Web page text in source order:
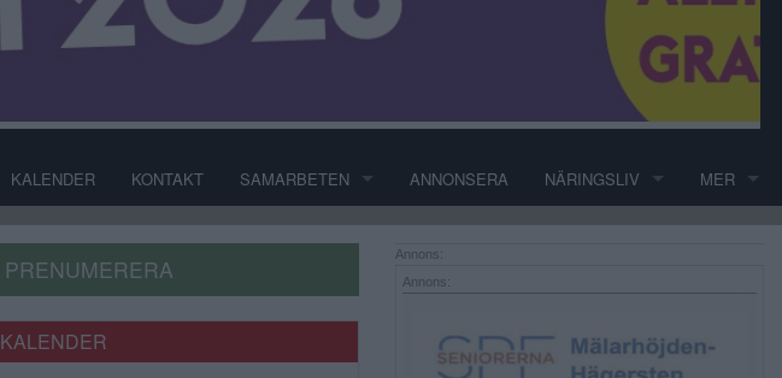
KALENDER KONTAKT SAMARBETEN ANNONSERA NÄRINGSLIV MER
PRENUMERERA
KALENDER
Annons:
Annons: